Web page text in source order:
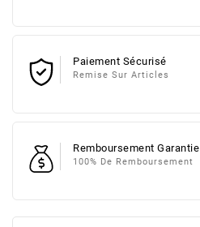
Paiement Sécurisé
Remise Sur Articles
Remboursement Garantie
100% De Remboursement